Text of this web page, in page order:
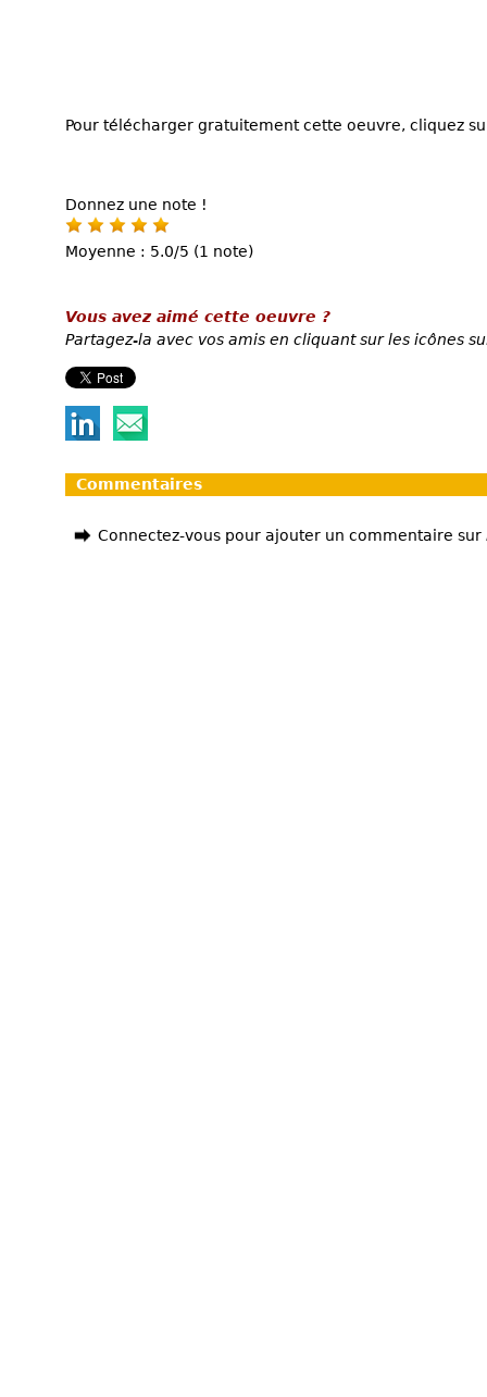
Pour télécharger gratuitement cette oeuvre, cliquez
Donnez une note !
Moyenne : 5.0/5 (1 note)
Vous avez aimé cette oeuvre ?
Partagez-la avec vos amis en cliquant sur les icônes
Commentaires
Connectez-vous pour ajouter un commentaire sur